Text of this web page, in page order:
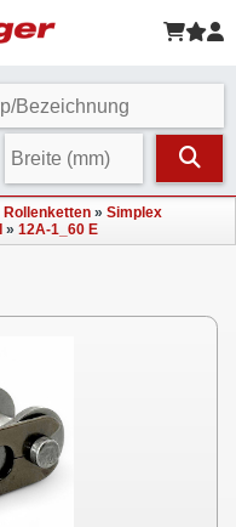
Rollenketten » Simplex
» 12A-1_60 E